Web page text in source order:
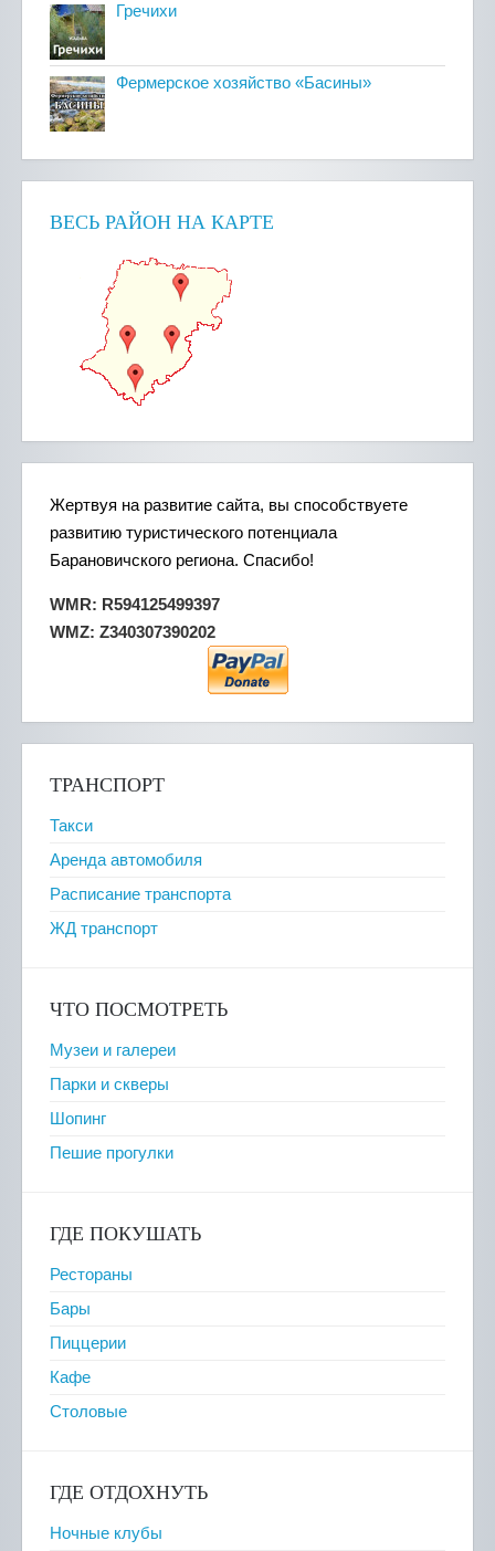
Гречихи
Фермерское хозяйство «Басины»
ВЕСЬ РАЙОН НА КАРТЕ
Жертвуя на развитие сайта, вы способствуете
развитию туристического потенциала
Барановичского региона. Спасибо!
WMR: R594125499397
WMZ: Z340307390202
ТРАНСПОРТ
Такси
Аренда автомобиля
Расписание транспорта
ЖД транспорт
ЧТО ПОСМОТРЕТЬ
Музеи и галереи
Парки и скверы
Шопинг
Пешие прогулки
ГДЕ ПОКУШАТЬ
Рестораны
Бары
Пиццерии
Кафе
Столовые
ГДЕ ОТДОХНУТЬ
Ночные клубы